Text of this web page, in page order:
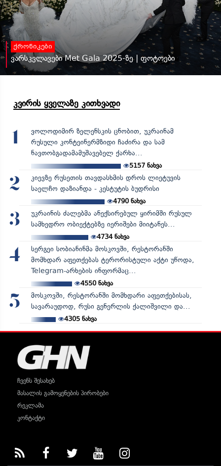
ქრონიკები
ვარსკვლავები Met Gala 2025-ზე | ფოტოები
კვირის ყველაზე კითხვადი
1
ვოლოდიმირ ზელენსკის ცნობით, უკრაინამ
რუსული კონტეინერმზიდი ჩაძირა და სამ
ნავთობგადამამუშავებელ ქარხა...
5157 ნახვა
2
კიევზე რუსეთის თავდასხმის დროს ლიეტუვის
საელჩო დაზიანდა - კესტუტის ბუდრისი
4790ნახვა
3
უკრაინის ძალებმა ანექსირებულ ყირიმში რუსულ
სამხედრო ობიექტებზე იერიშები მიიტანეს...
4734ნახვა
4
სერგეი სობიანინმა მოსკოვში, რესტორანში
მომხდარ აფეთქებას ტერორისტული აქტი უწოდა,
Telegram-არხების ინფორმაც...
4550ნახვა
5
მოსკოვში, რესტორანში მომხდარი აფეთქებისას,
სავარაუდოდ, რუსი გენერლის ქალიშვილი და...
4305ნახვა
ჩვენს შესახებ
მასალის გამოყენების პირობები
რეკლამა
კონტაქტი